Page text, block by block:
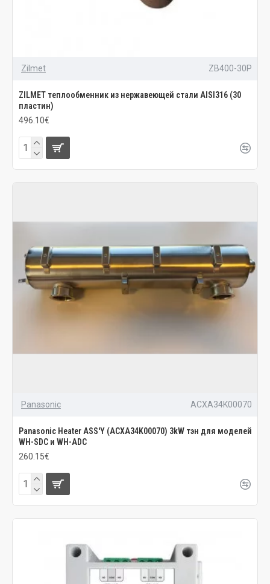
Zilmet ZB400-30P
ZILMET теплообменник из нержавеющей стали AISI316 (30
пластин)
496.10€
Panasonic ACXA34K00070
Panasonic Heater ASS'Y (ACXA34K00070) 3kW тэн для моделей
WH-SDC и WH-ADC
260.15€